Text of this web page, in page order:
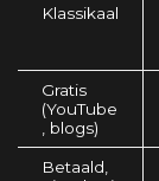
Klassikaal
Gratis
(YouTube
, blogs)
Betaald,